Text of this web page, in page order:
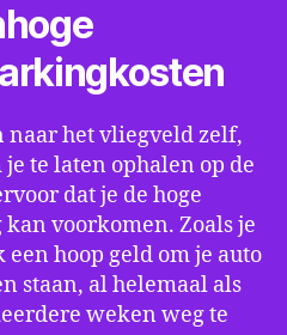
naar het vliegveld zelf,
te laten ophalen op de
dat je de hoge
voorkomen. Zoals je
hoop geld om je auto
staan, al helemaal als
weken weg te